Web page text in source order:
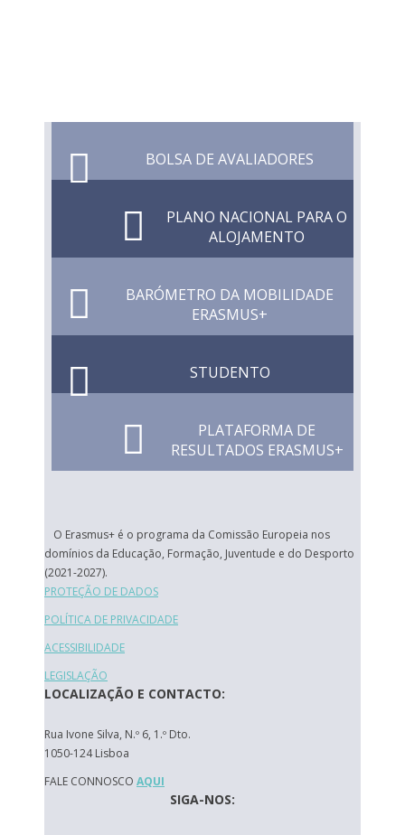
BOLSA DE AVALIADORES
PLANO NACIONAL PARA O
ALOJAMENTO
BARÓMETRO DA MOBILIDADE
ERASMUS+
STUDENTO
PLATAFORMA DE
RESULTADOS ERASMUS+
O Erasmus+ é o programa da Comissão Europeia nos
domínios da Educação, Formação, Juventude e do Desporto
(2021-2027).
PROTEÇÃO DE DADOS
POLÍTICA DE PRIVACIDADE
ACESSIBILIDADE
LEGISLAÇÃO
LOCALIZAÇÃO E CONTACTO:
Rua Ivone Silva, N.º 6, 1.º Dto.
1050-124 Lisboa
FALE CONNOSCO AQUI
SIGA-NOS: